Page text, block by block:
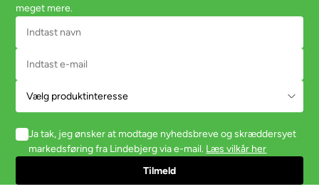
meget mere.
Ja tak, jeg ønsker at modtage nyhedsbreve og skræddersyet
markedsføring fra Lindebjerg via e-mail. Læs vilkår her